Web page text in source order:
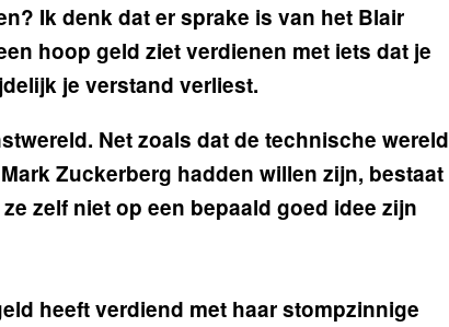
Ik denk dat er sprake is van het Blair
hoop geld ziet verdienen met iets dat je
je verstand verliest.
Net zoals dat de technische wereld
Zuckerberg hadden willen zijn, bestaat
zelf niet op een bepaald goed idee zijn
heeft verdiend met haar stompzinnige